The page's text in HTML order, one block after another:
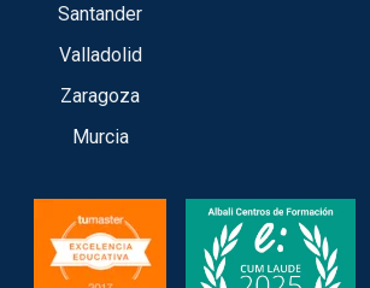
Santander
Valladolid
Zaragoza
Murcia